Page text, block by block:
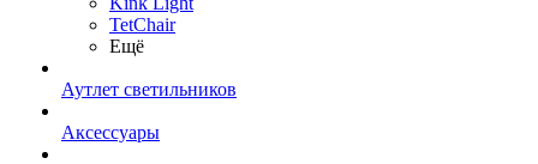
TetСhair
Ещё
Аутлет светильников
Аксессуары